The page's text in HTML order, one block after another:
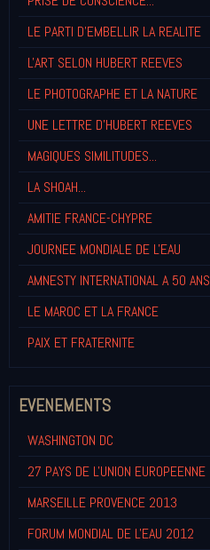
LE PARTI D'EMBELLIR LA REALITE
L'ART SELON HUBERT REEVES
LE PHOTOGRAPHE ET LA NATURE
UNE LETTRE D'HUBERT REEVES
MAGIQUES SIMILITUDES...
LA SHOAH...
AMITIE FRANCE-CHYPRE
JOURNEE MONDIALE DE L'EAU
AMNESTY INTERNATIONAL A 50 ANS
LE MAROC ET LA FRANCE
PAIX ET FRATERNITE
EVENEMENTS
WASHINGTON DC
27 PAYS DE L'UNION EUROPEENNE
MARSEILLE PROVENCE 2013
FORUM MONDIAL DE L'EAU 2012